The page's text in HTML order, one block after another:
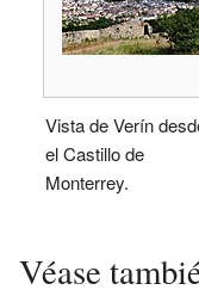
Vista de Verín
el Castillo de
Monterrey.
Véase